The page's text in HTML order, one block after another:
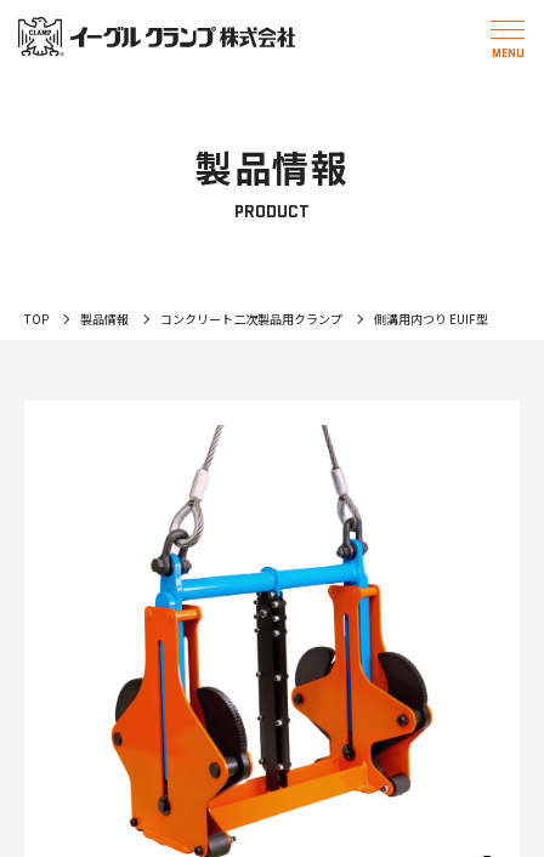
TOP 製品情報 コンクリート二次製品用クランプ 側溝用内つり EUIF型
製品情報
PRODUCT